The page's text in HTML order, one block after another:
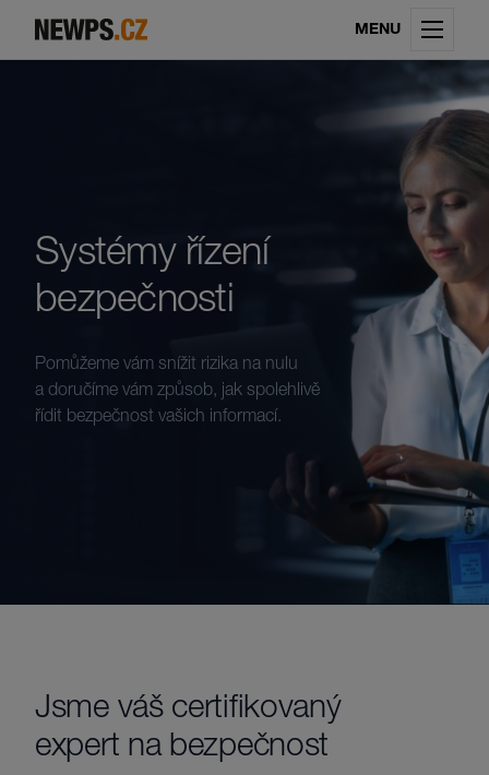
MENU
Systémy řízení
bezpečnosti
Pomůžeme vám snížit rizika na nulu
a doručíme vám způsob, jak spolehlivě
řídit bezpečnost vašich informací.
Jsme váš certifikovaný
expert na bezpečnost